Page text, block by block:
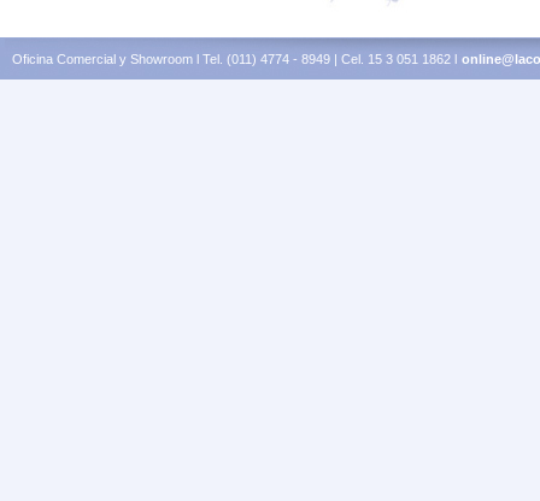
Oficina Comercial y Showroom l Tel. (011) 4774 - 8949 | Cel. 15 3 051 1862 l